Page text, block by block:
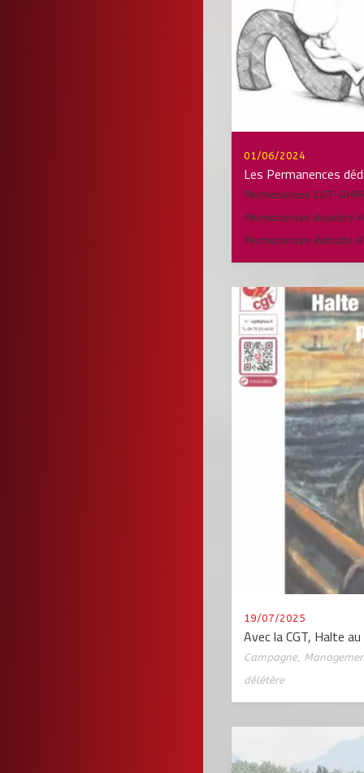
19/07/2025
Avec la CGT, Halte
Campagne,
délétère
01/06/2024
Les Permanences
Permanences CGT-GHPP
Permanences dossiers
Permanences Retraite